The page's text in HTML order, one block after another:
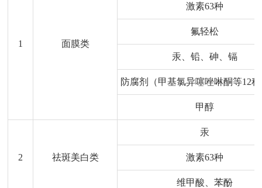
1 面膜类
激素63种
氟轻松
汞、铅、砷、镉
防腐剂（甲基氯异噻唑啉酮等12
甲醇
2 祛斑美白类
汞
激素63种
维甲酸、苯酚